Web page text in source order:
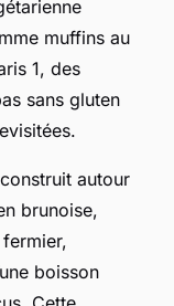
muffins au
1, des
sans gluten
autour
brunoise,
boisson